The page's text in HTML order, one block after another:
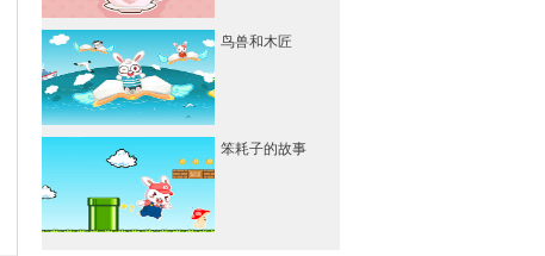
鸟兽和木匠
笨耗子的故事